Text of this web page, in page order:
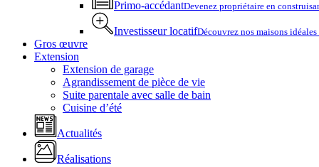
Primo-accédantDevenez propriétaire en
Investisseur locatifDécouvrez nos maisons
Gros œuvre
Extension
Extension de garage
Agrandissement de pièce de vie
Suite parentale avec salle de bain
Cuisine d’été
Actualités
Réalisations